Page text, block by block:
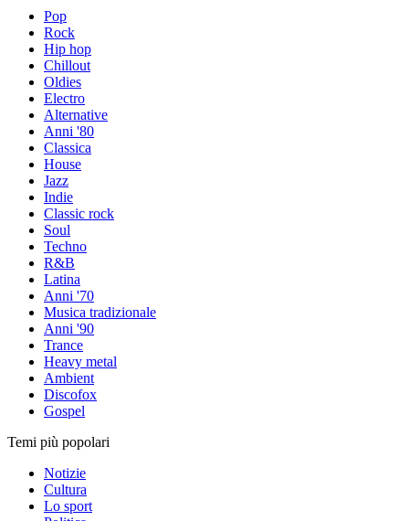
Pop
Rock
Hip hop
Chillout
Oldies
Electro
Alternative
Anni '80
Classica
House
Jazz
Indie
Classic rock
Soul
Techno
R&B
Latina
Anni '70
Musica tradizionale
Anni '90
Trance
Heavy metal
Ambient
Discofox
Gospel
Temi più popolari
Notizie
Cultura
Lo sport